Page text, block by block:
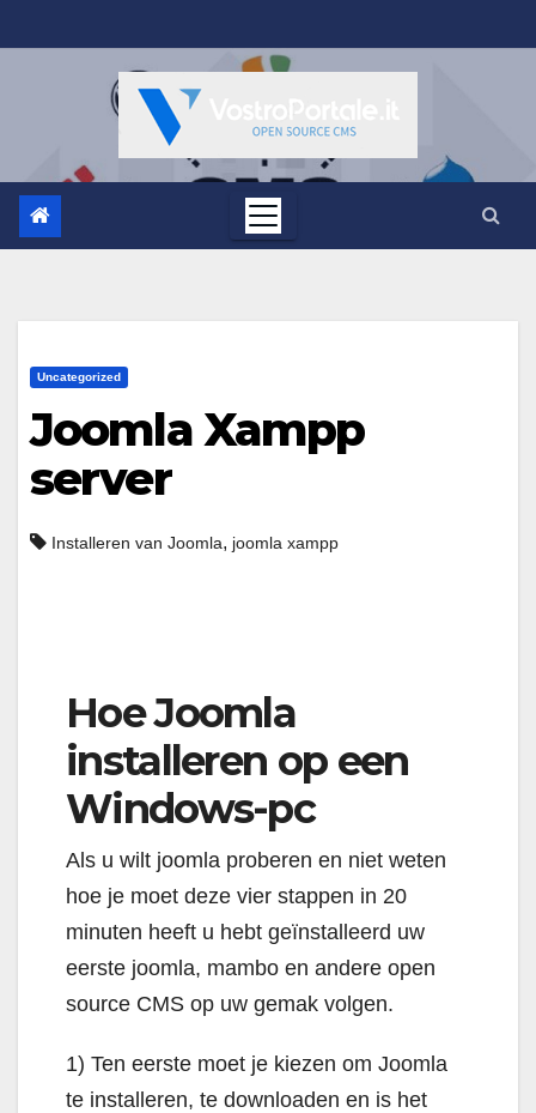
al
Uncategorized
Joomla Xampp
server
Installeren van Joomla, joomla xampp
Hoe Joomla
installeren op een
Windows-pc
Als u wilt joomla proberen en niet weten
hoe je moet deze vier stappen in 20
minuten heeft u hebt geïnstalleerd uw
eerste joomla, mambo en andere open
source CMS op uw gemak volgen.
1) Ten eerste moet je kiezen om Joomla
te installeren, te downloaden en is het